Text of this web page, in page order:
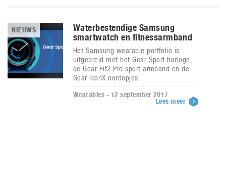
NIEUWS
Waterbestendige Samsung
smartwatch en fitnessarmband
Het Samsung wearable portfolio is
uitgebreid met het Gear Sport horloge,
de Gear Fit2 Pro sport armband en de
Gear IconX oordopjes
Wearables - 12 september 2017
Lees meer